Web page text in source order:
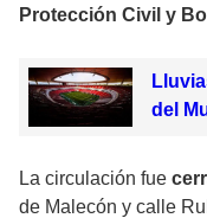
Protección Civil y
del
La circulación fue
de Malecón y calle